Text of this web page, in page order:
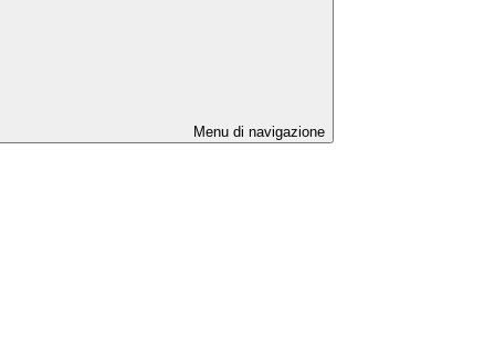
Menu di navigazione